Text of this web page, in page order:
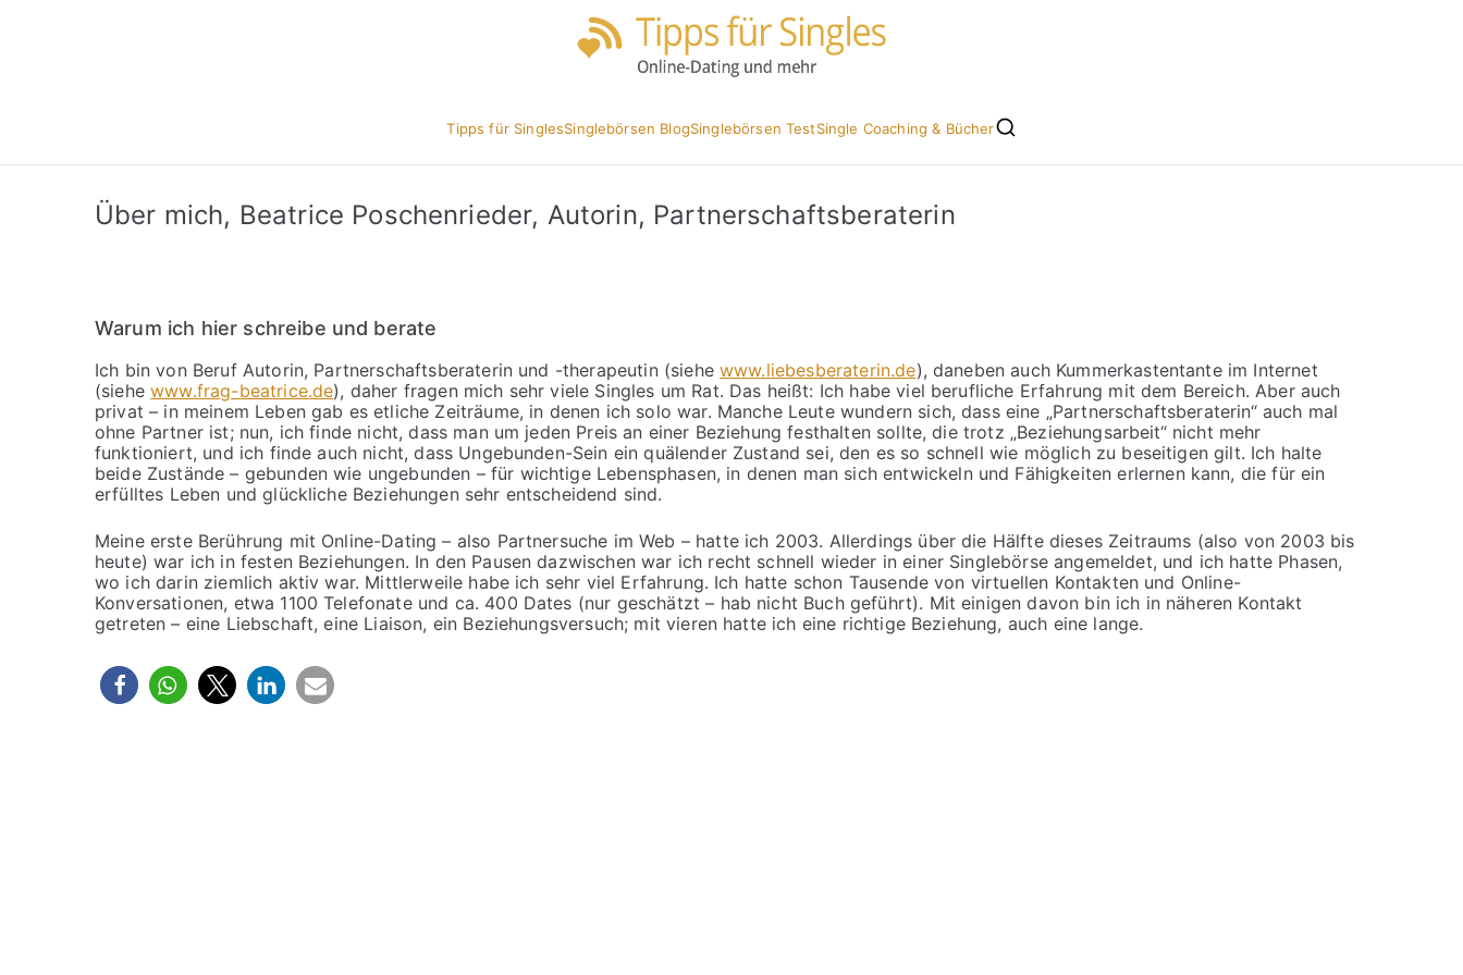
Tipps für SinglesSinglebörsen BlogSinglebörsen TestSingle Coaching & Bücher
Über mich, Beatrice Poschenrieder, Autorin, Partnerschaftsberaterin
Warum ich hier schreibe und berate
Ich bin von Beruf Autorin, Partnerschaftsberaterin und -therapeutin (siehe www.liebesberaterin.de), daneben auch Kummerkastentante im Internet
(siehewww.frag-beatrice.de), daher fragen mich sehr viele Singles um Rat. Das heißt: Ich habe viel berufliche Erfahrung mit dem Bereich. Aber auch
privat – in meinem Leben gab es etliche Zeiträume, in denen ich solo war. Manche Leute wundern sich, dass eine „Partnerschaftsberaterin“ auch mal
ohne Partner ist; nun, ich finde nicht, dass man um jeden Preis an einer Beziehung festhalten sollte, die trotz „Beziehungsarbeit“ nicht mehr
funktioniert, und ich finde auch nicht, dass Ungebunden-Sein ein quälender Zustand sei, den es so schnell wie möglich zu beseitigen gilt. Ich halte
beide Zustände – gebunden wie ungebunden – für wichtige Lebensphasen, in denen man sich entwickeln und Fähigkeiten erlernen kann, die für ein
erfülltes Leben und glückliche Beziehungen sehr entscheidend sind.
Meine erste Berührung mit Online-Dating – also Partnersuche im Web – hatte ich 2003. Allerdings über die Hälfte dieses Zeitraums (also von 2003 bis
heute) war ich in festen Beziehungen. In den Pausen dazwischen war ich recht schnell wieder in einer Singlebörse angemeldet, und ich hatte Phasen,
wo ich darin ziemlich aktiv war. Mittlerweile habe ich sehr viel Erfahrung. Ich hatte schon Tausende von virtuellen Kontakten und Online-
Konversationen, etwa 1100 Telefonate und ca. 400 Dates (nur geschätzt – hab nicht Buch geführt). Mit einigen davon bin ich in näheren Kontakt
getreten – eine Liebschaft, eine Liaison, ein Beziehungsversuch; mit vieren hatte ich eine richtige Beziehung, auch eine lange.